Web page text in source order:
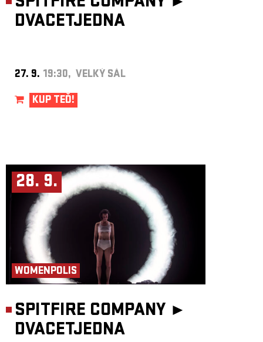
DVACETJEDNA
27. 9. 19:30, VELKÝ SÁL
KUP TEĎ!
28. 9.
WOMENPOLIS
SPITFIRE COMPANY ►
DVACETJEDNA